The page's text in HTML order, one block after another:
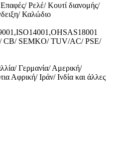
Ρελέ/ Κουτί διανομής/
Καλώδιο
CB/ SEMKO/ TUV/AC/ PSE/
Γερμανία/ Αμερική/
Αφρική/ Ιράν/ Ινδία και άλλες